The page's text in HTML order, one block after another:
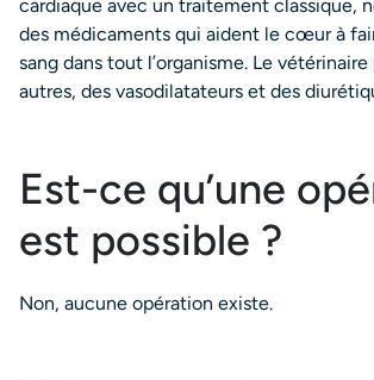
cardiaque avec un traitement classique,
des médicaments qui aident le cœur à
sang dans tout l’organisme. Le
autres, des vasodilatateurs et des
Est-ce qu’une
est possible ?
Non, aucune opération existe.